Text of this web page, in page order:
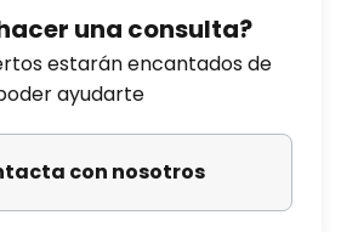
una consulta?
estarán encantados de
ayudarte
con nosotros